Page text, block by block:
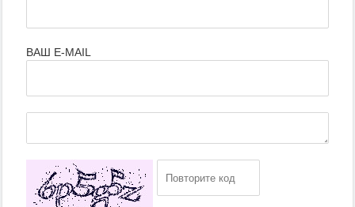
ВАШ E-MAIL